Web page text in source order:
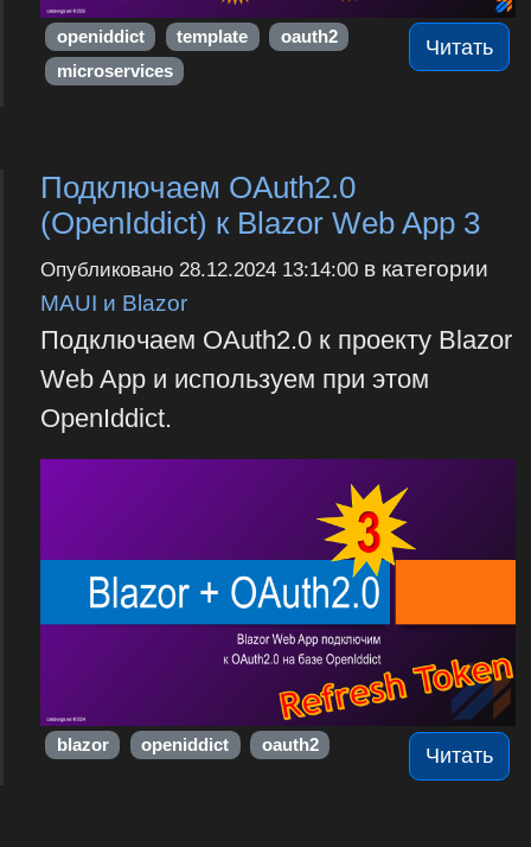
Читать
openiddict template
oauth2
microservices
Подключаем OAuth2.0
(OpenIddict) к Blazor Web App 3
Опубликовано 28.12.2024 13:14:00в категории
MAUI и Blazor
Подключаем OAuth2.0 к проекту Blazor
Web App и используем при этом
OpenIddict.
Читать
blazor openiddict oauth2